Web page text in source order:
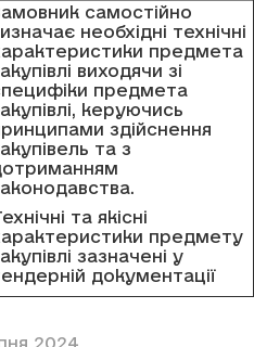
самостійно
необхідні технічні
предмета
виходячи зі
предмета
керуючись
здійснення
та з
та якісні
предмету
зазначені у
документації
2024